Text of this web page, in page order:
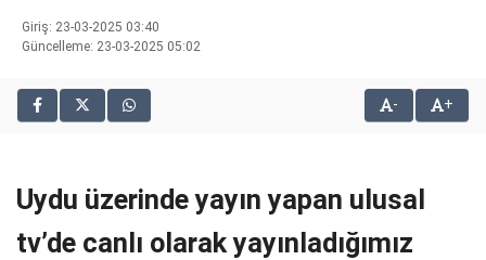
bonusu
veren
2025
deneme
editorbet
Giriş: 23-03-2025 03:40
Güncelleme: 23-03-2025 05:02
- +
Uydu üzerinde yayın yapan ulusal
tv’de canlı olarak yayınladığımız